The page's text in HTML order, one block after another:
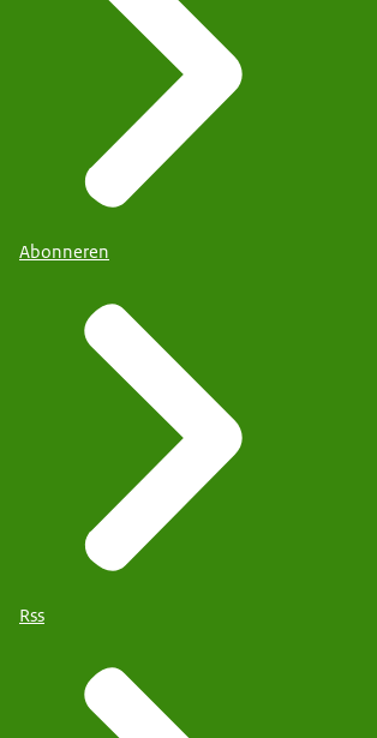
Abonneren
Rss